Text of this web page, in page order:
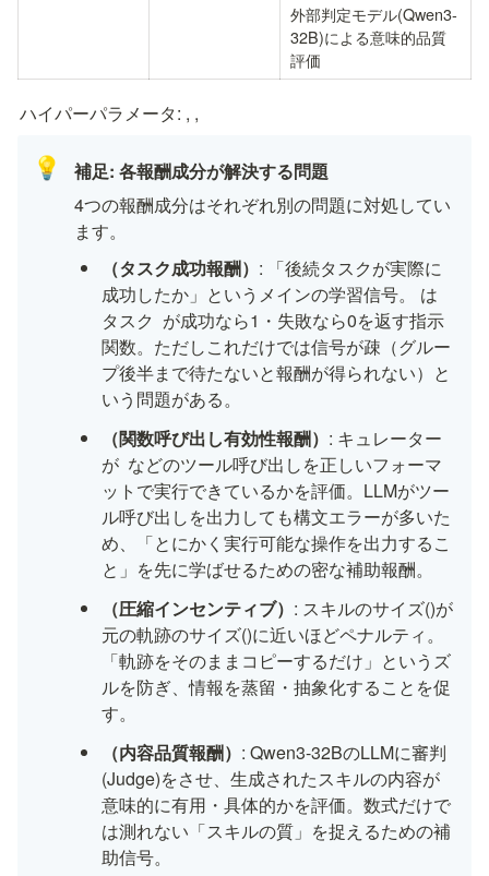
外部判定モデル(Qwen3-
32B)による意味的品質
評価
ハイパーパラメータ: , ,
💡
補足: 各報酬成分が解決する問題
4つの報酬成分はそれぞれ別の問題に対処してい
ます。
（タスク成功報酬） : 「後続タスクが実際に
成功したか」というメインの学習信号。
は
タスク が成功なら1・失敗なら0を返す指示
関数。ただしこれだけでは信号が疎（グルー
プ後半まで待たないと報酬が得られない）と
いう問題がある。
（関数呼び出し有効性報酬） : キュレーター
が などのツール呼び出しを正しいフォーマ
ットで実行できているかを評価。LLMがツー
ル呼び出しを出力しても構文エラーが多いた
め、「とにかく実行可能な操作を出力するこ
と」を先に学ばせるための密な補助報酬。
（圧縮インセンティブ） : スキルのサイズ()が
元の軌跡のサイズ()に近いほどペナルティ。
「軌跡をそのままコピーするだけ」というズ
ルを防ぎ、情報を蒸留・抽象化することを促
す。
（内容品質報酬） : Qwen3-32BのLLMに審判
(Judge)をさせ、生成されたスキルの内容が
意味的に有用・具体的かを評価。数式だけで
は測れない「スキルの質」を捉えるための補
助信号。